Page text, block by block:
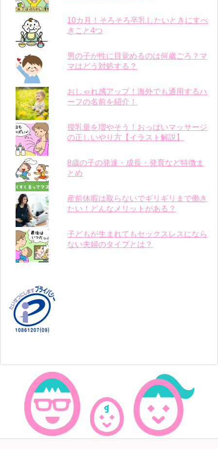
10カ月！そろそろ卒乳したいときにすべ
きこと4つ
男の子が性に目覚めるのは何歳ごろ？マ
マはどう対処する？
おしゃれ感アップ！海外でも通用するハ
ーフの名前を紹介！
授乳量を増やそう！おっぱいマッサージ
の正しいやり方【イラスト解説】
8歳の子の発達・成長・発育など特徴ま
とめ
産前休暇は取らないでギリギリまで働き
たい！どんなメリットがある？
子どもが生まれてもセックスレスになら
ない夫婦のタイプとは？